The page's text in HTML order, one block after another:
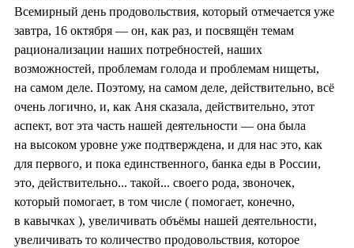
Всемирный день продовольствия, который отмечается уже
завтра, 16 октября — он, как раз, и посвящён темам
рационализации наших потребностей, наших
возможностей, проблемам голода и проблемам нищеты,
на самом деле. Поэтому, на самом деле, действительно, всё
очень логично, и, как Аня сказала, действительно, этот
аспект, вот эта часть нашей деятельности — она была
на высоком уровне уже подтверждена, и для нас это, как
для первого, и пока единственного, банка еды в России,
это, действительно... такой... своего рода, звоночек,
который помогает, в том числе ( помогает, конечно,
в кавычках ), увеличивать объёмы нашей деятельности,
увеличивать то количество продовольствия, которое